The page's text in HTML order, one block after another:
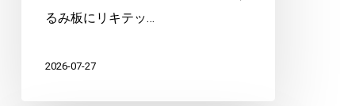
るみ板にリキテッ…
2026-07-27